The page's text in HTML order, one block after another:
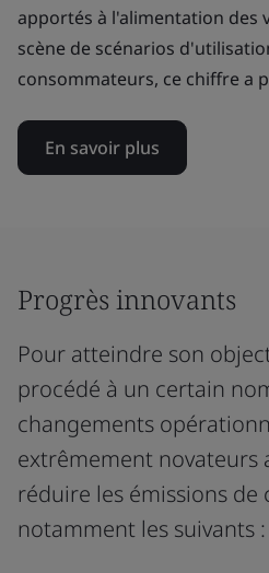
apportés à l'alimentation des
scène de scénarios
consommateurs, ce chiffre a
En savoir plus
Progrès innovants
Pour atteindre son
procédé à un certain
changements
extrêmement novateurs
réduire les émissions de
notamment les suivants :